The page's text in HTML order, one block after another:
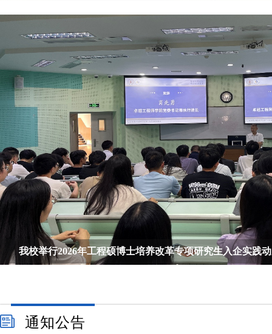
我院举行2027年研究生招生专业目录审议工作会
我校举行2026年工程硕博士培养改革专项研究生入企实践
通知公告